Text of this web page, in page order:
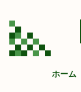
ホーム